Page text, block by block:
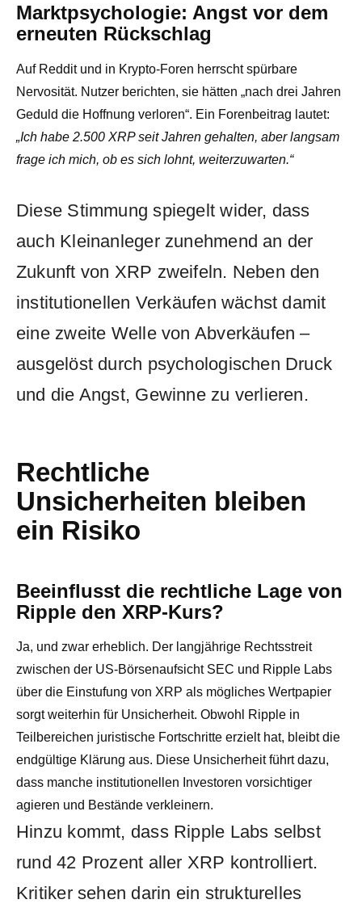
Marktpsychologie: Angst vor dem
erneuten Rückschlag
Auf Reddit und in Krypto-Foren herrscht spürbare
Nervosität. Nutzer berichten, sie hätten „nach drei Jahren
Geduld die Hoffnung verloren“. Ein Forenbeitrag lautet:
„Ich habe 2.500 XRP seit Jahren gehalten, aber langsam
frage ich mich, ob es sich lohnt, weiterzuwarten.“
Diese Stimmung spiegelt wider, dass
auch Kleinanleger zunehmend an der
Zukunft von XRP zweifeln. Neben den
institutionellen Verkäufen wächst damit
eine zweite Welle von Abverkäufen –
ausgelöst durch psychologischen Druck
und die Angst, Gewinne zu verlieren.
Rechtliche
Unsicherheiten bleiben
ein Risiko
Beeinflusst die rechtliche Lage von
Ripple den XRP-Kurs?
Ja, und zwar erheblich. Der langjährige Rechtsstreit
zwischen der US-Börsenaufsicht SEC und Ripple Labs
über die Einstufung von XRP als mögliches Wertpapier
sorgt weiterhin für Unsicherheit. Obwohl Ripple in
Teilbereichen juristische Fortschritte erzielt hat, bleibt die
endgültige Klärung aus. Diese Unsicherheit führt dazu,
dass manche institutionellen Investoren vorsichtiger
agieren und Bestände verkleinern.
Hinzu kommt, dass Ripple Labs selbst
rund 42 Prozent aller XRP kontrolliert.
Kritiker sehen darin ein strukturelles